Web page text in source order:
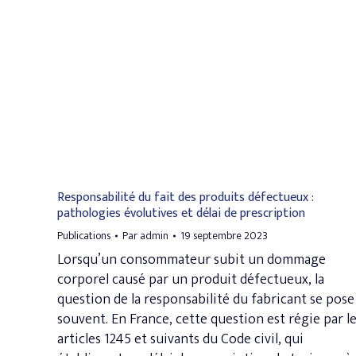
Responsabilité du fait des produits défectueux :
pathologies évolutives et délai de prescription
Publications Paradmin 19 septembre 2023
Lorsqu’un consommateur subit un dommage
corporel causé par un produit défectueux, la
question de la responsabilité du fabricant se pose
souvent. En France, cette question est régie par
articles 1245 et suivants du Code civil, qui